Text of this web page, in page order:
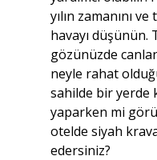
yılın zamanını
havayı
gözünüzde
neyle rahat
sahilde bir yerde
yaparken mi
otelde siyah
edersiniz?